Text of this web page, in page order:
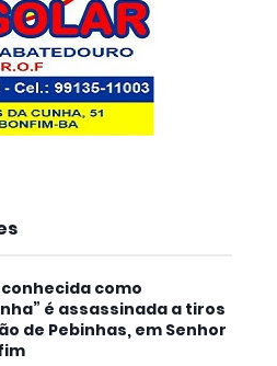
como
é assassinada a tiros
de Pebinhas, em Senhor